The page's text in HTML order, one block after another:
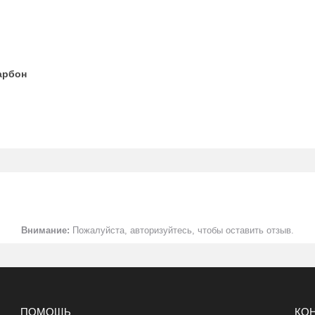
Внимание: Пожалуйста, авторизуйтесь, чтобы оставить отзыв.
ПОМОЩЬ